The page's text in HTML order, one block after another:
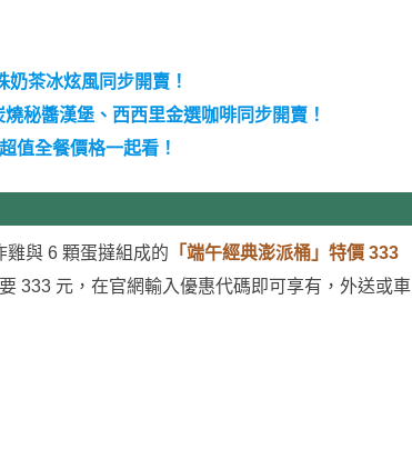
奶茶冰炫風同步開賣！
秘醬漢堡、西西里金選咖啡同步開賣！
值全餐價格一起看！
雞與 6 顆蛋撻組成的 「端午經典澎派桶」特價 333
333 元，在官網輸入優惠代碼即可享有，外送或車